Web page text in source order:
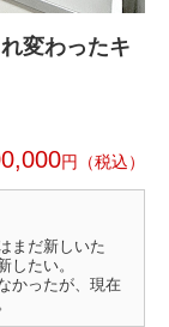
変わったキ
円
まだ新しいた
したい。
かったが、現在